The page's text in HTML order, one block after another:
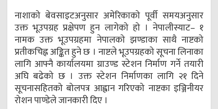
नाशाको बेवसाइटअनुसार अमेरिकाको पूर्वी समयअनुसार
उक्त भूउपग्रह प्रक्षेपण हुन लागेको हो । नेपालीस्याट– १
नामक उक्त भूउपग्रहमा नेपालको झण्डाका साथै नाष्टको
प्रतीकचिह्न अङ्कित हुने छ । नाष्टले भूउपग्रहको सूचना लिनाका
लागि आफ्नै कार्यालयमा ग्राउण्ड स्टेशन निर्माण गर्ने तयारी
अघि बढेको छ । उक्त स्टेशन निर्माणका लागि २१ दिने
सूचनासहितको बोलपत्र आह्वान गरिएको नाष्टका इञ्जिनीयर
रोशन पाण्डेले जानकारी दिए ।